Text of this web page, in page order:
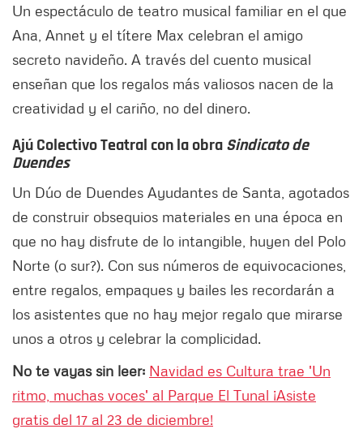
Un espectáculo de teatro musical familiar en el que
Ana, Annet y el títere Max celebran el amigo
secreto navideño. A través del cuento musical
enseñan que los regalos más valiosos nacen de la
creatividad y el cariño, no del dinero.
Ajú Colectivo Teatral con la obraSindicato de
Duendes
Un Dúo de Duendes Ayudantes de Santa, agotados
de construir obsequios materiales en una época en
que no hay disfrute de lo intangible, huyen del Polo
Norte (o sur?). Con sus números de equivocaciones,
entre regalos, empaques y bailes les recordarán a
los asistentes que no hay mejor regalo que mirarse
unos a otros y celebrar la complicidad.
No te vayas sin leer: Navidad es Cultura trae 'Un
ritmo, muchas voces' al Parque El Tunal ¡Asiste
gratis del 17 al 23 de diciembre!